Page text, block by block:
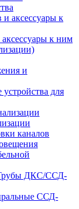
к ним
и
для
каналов
ДКС/ССД-
ССД-